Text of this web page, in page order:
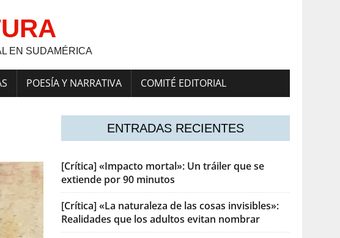
EN SUDAMÉRICA
POESÍA Y NARRATIVA COMITÉ EDITORIAL
ENTRADAS RECIENTES
[Crítica] «Impacto mortal»: Un tráiler que se
extiende por 90 minutos
[Crítica] «La naturaleza de las cosas invisibles»:
Realidades que los adultos evitan nombrar